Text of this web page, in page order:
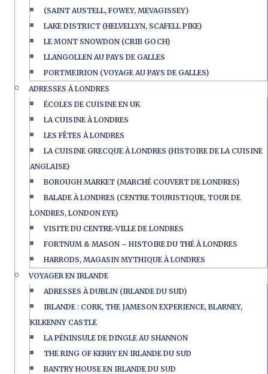
(SAINT AUSTELL, FOWEY, MEVAGISSEY)
LAKE DISTRICT (HELVELLYN, SCAFELL PIKE)
LE MONT SNOWDON (CRIB GOCH)
LLANGOLLEN AU PAYS DE GALLES
PORTMEIRION (VOYAGE AU PAYS DE GALLES)
ADRESSES À LONDRES
ÉCOLES DE CUISINE EN UK
LA CUISINE À LONDRES
LES FÊTES À LONDRES
LA CUISINE GRECQUE À LONDRES (HISTOIRE DE LA CUISINE
ANGLAISE)
BOROUGH MARKET (MARCHÉ COUVERT DE LONDRES)
BALADE À LONDRES (CENTRE TOURISTIQUE, TOUR DE
LONDRES, LONDON EYE)
VISITE DU CENTRE-VILLE DE LONDRES
FORTNUM & MASON – HISTOIRE DU THÉ À LONDRES
HARRODS, MAGASIN MYTHIQUE À LONDRES
VOYAGER EN IRLANDE
ADRESSES À DUBLIN (IRLANDE DU SUD)
IRLANDE : CORK, THE JAMESON EXPERIENCE, BLARNEY,
KILKENNY CASTLE
LA PÉNINSULE DE DINGLE AU SHANNON
THE RING OF KERRY EN IRLANDE DU SUD
BANTRY HOUSE EN IRLANDE DU SUD